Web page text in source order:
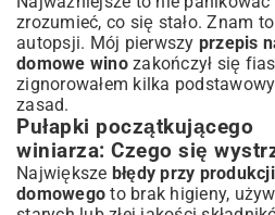
zrozumieć, co się stało. Znam
autopsji. Mój pierwszy przepis
domowe winozakończył się
zignorowałem kilka
zasad.
Pułapki początkującego
winiarza: Czego się
Największe błędy przy
domowego to brak higieny,